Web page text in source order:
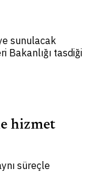
sunulacak
Bakanlığı tasdiği
hizmet
süreçle